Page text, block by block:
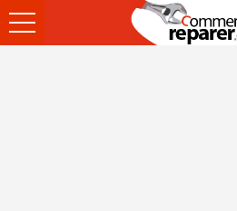
Ouvrir
le